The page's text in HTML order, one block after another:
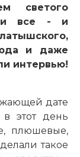
светого
все - и
и даже
интервью!
дате
этот день
плюшевые,
такое